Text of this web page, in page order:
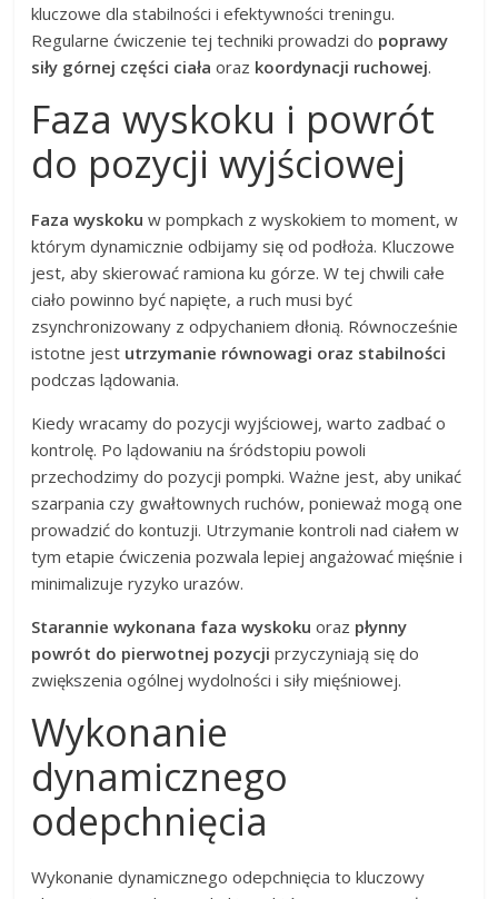
kluczowe dla stabilności i efektywności treningu.
Regularne ćwiczenie tej techniki prowadzi do poprawy
siły górnej części ciała oraz koordynacji ruchowej.
Faza wyskoku i powrót
do pozycji wyjściowej
Faza wyskoku w pompkach z wyskokiem to moment, w
którym dynamicznie odbijamy się od podłoża. Kluczowe
jest, aby skierować ramiona ku górze. W tej chwili całe
ciało powinno być napięte, a ruch musi być
zsynchronizowany z odpychaniem dłonią. Równocześnie
istotne jest utrzymanie równowagi oraz stabilności
podczas lądowania.
Kiedy wracamy do pozycji wyjściowej, warto zadbać o
kontrolę. Po lądowaniu na śródstopiu powoli
przechodzimy do pozycji pompki. Ważne jest, aby unikać
szarpania czy gwałtownych ruchów, ponieważ mogą one
prowadzić do kontuzji. Utrzymanie kontroli nad ciałem w
tym etapie ćwiczenia pozwala lepiej angażować mięśnie i
minimalizuje ryzyko urazów.
Starannie wykonana faza wyskoku oraz płynny
powrót do pierwotnej pozycji przyczyniają się do
zwiększenia ogólnej wydolności i siły mięśniowej.
Wykonanie
dynamicznego
odepchnięcia
Wykonanie dynamicznego odepchnięcia to kluczowy